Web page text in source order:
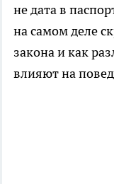
не дата в
на самом деле
закона и как
влияют на